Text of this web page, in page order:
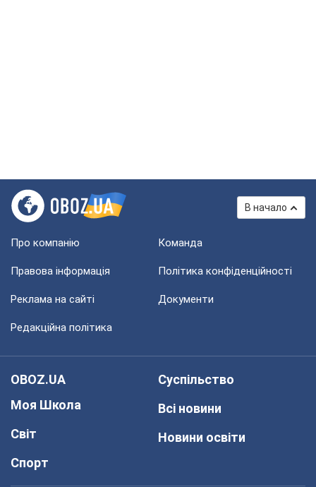
В начало
Про компанію Команда
Правова інформація Політика конфіденційності
Реклама на сайті Документи
Редакційна політика
OBOZ.UA
Моя Школа
Світ
Спорт
Суспільство
Всі новини
Новини освіти